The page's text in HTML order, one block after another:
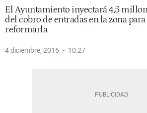
El Ayuntamiento inyectará 4,5
del cobro de entradas en la zona
reformarla
4 diciembre, 2016 10:27